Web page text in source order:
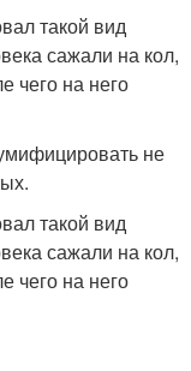
такой вид
сажали на кол,
чего на него
не
такой вид
сажали на кол,
чего на него